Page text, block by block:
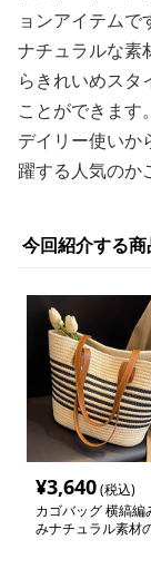
ョンアイテムで
ナチュラルな素
らきれいめスタ
ことができます。
デイリー使いか
躍する人気のか
今回紹介する
¥3,640(税込)
カゴバッグ 横縞編
みナチュラル素材